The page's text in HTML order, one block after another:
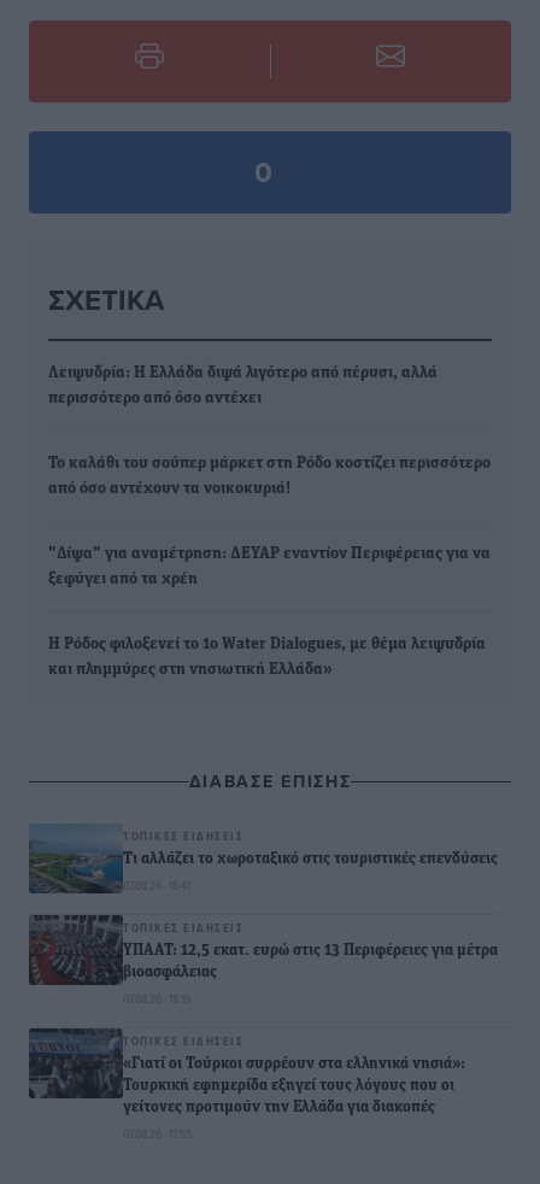
0
ΣΧΕΤΙΚΆ
Λειψυδρία: Η Ελλάδα διψά λιγότερο από πέρυσι, αλλά
περισσότερο από όσο αντέχει
Το καλάθι του σούπερ μάρκετ στη Ρόδο κοστίζει περισσότερο
από όσο αντέχουν τα νοικοκυριά!
"Δίψα" για αναμέτρηση: ΔΕΥΑΡ εναντίον Περιφέρειας για να
ξεφύγει από τα χρέη
Η Ρόδος φιλοξενεί το 1ο Water Dialogues, με θέμα λειψυδρία
και πλημμύρες στη νησιωτική Ελλάδα»
ΔΙΑΒΑΣΕ ΕΠΙΣΗΣ
ΤΟΠΙΚΈΣ ΕΙΔΉΣΕΙΣ
Τι αλλάζει το χωροταξικό στις τουριστικές επενδύσεις
07.08.26 · 18:41
ΤΟΠΙΚΈΣ ΕΙΔΉΣΕΙΣ
ΥΠΑΑΤ: 12,5 εκατ. ευρώ στις 13 Περιφέρειες για μέτρα
βιοασφάλειας
07.08.26 · 18:19
ΤΟΠΙΚΈΣ ΕΙΔΉΣΕΙΣ
«Γιατί οι Τούρκοι συρρέουν στα ελληνικά νησιά»:
Τουρκική εφημερίδα εξηγεί τους λόγους που οι
γείτονες προτιμούν την Ελλάδα για διακοπές
07.08.26 · 17:55